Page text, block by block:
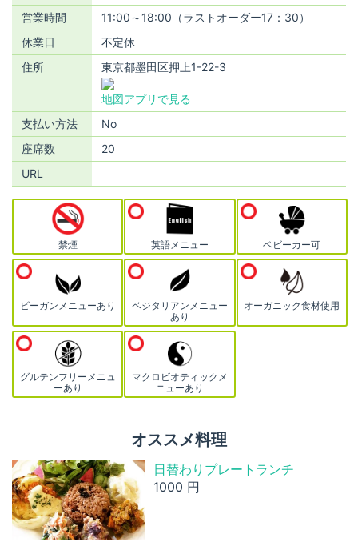
営業時間
11:00～18:00（ラストオーダー17：30）
休業日
不定休
住所
東京都墨田区押上1-22-3
地図アプリで見る
支払い方法
No
座席数
20
URL
禁煙 英語メニュー ベビーカー可
ビーガンメニューあり
ベジタリアンメニュー
あり
オーガニック食材使用
グルテンフリーメニュ
ーあり
マクロビオティックメ
ニューあり
オススメ料理
日替わりプレートランチ
1000 円